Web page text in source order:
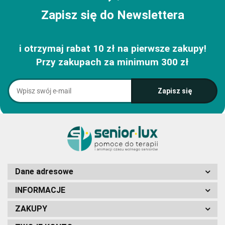
Zapisz się do Newslettera
i otrzymaj rabat 10 zł na pierwsze zakupy!
Przy zakupach za minimum 300 zł
Dane adresowe
INFORMACJE
ZAKUPY